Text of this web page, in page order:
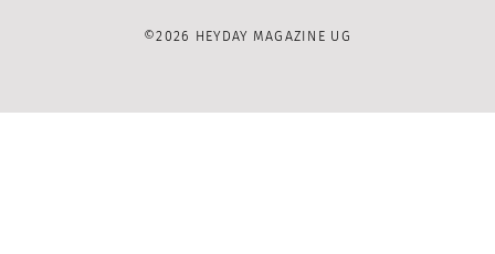
©2026 HEYDAY MAGAZINE UG